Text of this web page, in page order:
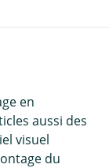
en
aussi des
visuel
du